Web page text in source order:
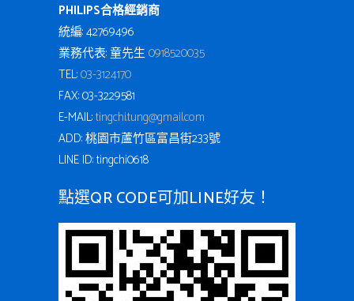
PHILIPS合格經銷商
統編: 42769496
業務代表: 童先生0918520035
TEL:03-3124170
FAX: 03-3229581
E-MAIL:tingchi.tung@gmail.com
ADD: 桃園市蘆竹區富昌街233號
LINE ID: tingchi0618
點選QR CODE可加LINE好友！